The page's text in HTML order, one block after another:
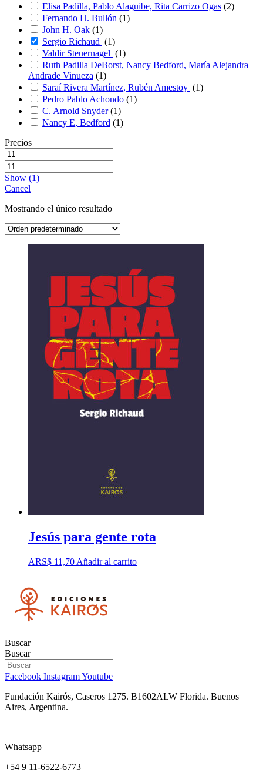
Elisa Padilla, Pablo Alaguibe, Rita Carrizo Ogas (2)
Fernando H. Bullón (1)
John H. Oak (1)
Sergio Richaud (1)
Valdir Steuernagel (1)
Ruth Padilla DeBorst, Nancy Bedford, María Alejandra
Andrade Vinueza (1)
Saraí Rivera Martínez, Rubén Amestoy (1)
Pedro Pablo Achondo (1)
C. Arnold Snyder (1)
Nancy E, Bedford (1)
Precios
Show (1)
Cancel
Mostrando el único resultado
Jesús para gente rota
ARS$ 11,70 Añadir al carrito
Buscar
Buscar
Facebook InstagramYoutube
Fundación Kairós, Caseros 1275. B1602ALW Florida. Buenos
Aires, Argentina.
Whatsapp
+54 9 11-6522-6773